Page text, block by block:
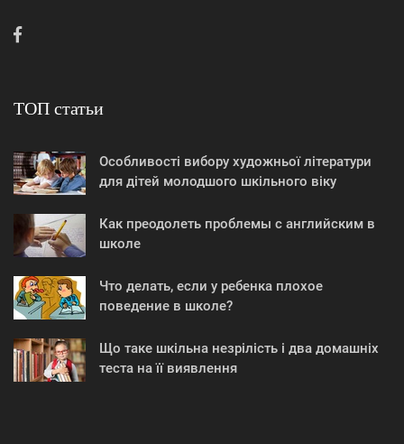
ТОП статьи
Особливості вибору художньої літератури
для дітей молодшого шкільного віку
Как преодолеть проблемы с английским в
школе
Что делать, если у ребенка плохое
поведение в школе?
Що таке шкільна незрілість і два домашніх
теста на її виявлення